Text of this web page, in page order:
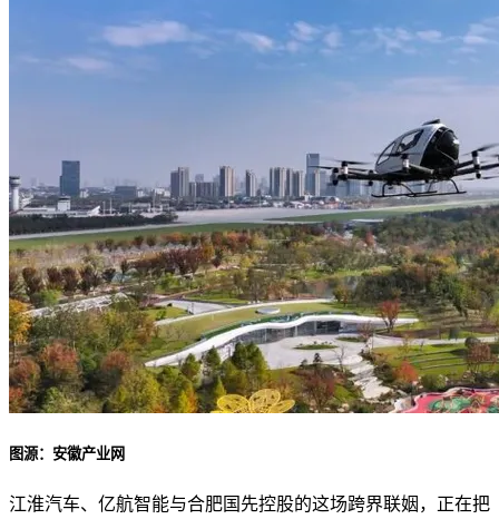
图源：安徽产业网
江淮汽车、亿航智能与合肥国先控股的这场跨界联姻，正在把